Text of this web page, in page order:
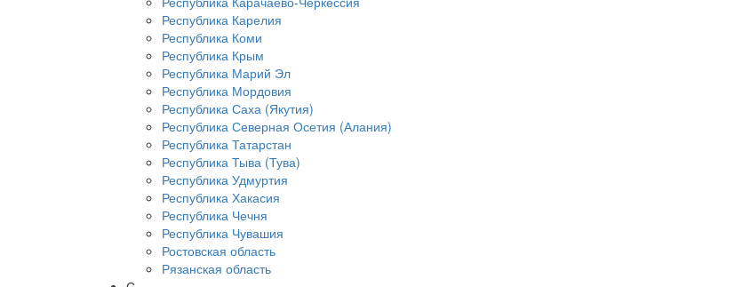
Республика Карелия
Республика Коми
Республика Крым
Республика Марий Эл
Республика Мордовия
Республика Саха (Якутия)
Республика Северная Осетия (Алания)
Республика Татарстан
Республика Тыва (Тува)
Республика Удмуртия
Республика Хакасия
Республика Чечня
Республика Чувашия
Ростовская область
Рязанская область